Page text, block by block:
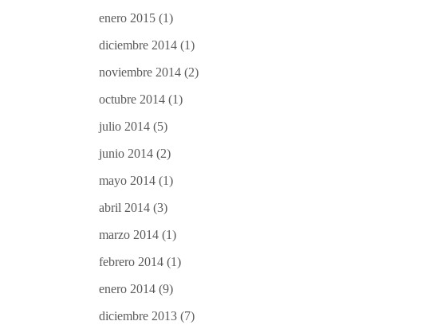
enero 2015 (1)
diciembre 2014 (1)
noviembre 2014 (2)
octubre 2014 (1)
julio 2014 (5)
junio 2014 (2)
mayo 2014 (1)
abril 2014 (3)
marzo 2014 (1)
febrero 2014 (1)
enero 2014 (9)
diciembre 2013 (7)